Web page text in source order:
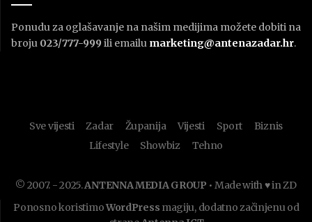
Ponudu za oglašavanje na našim medijima možete dobiti na
broju 023/777-999 ili emailu marketing@antenazadar.hr.
Sve vijesti Zadar Županija Vijesti Sport
Biznis
Lifestyle
Showbiz Tehno
© 2007. - 2025.ANTENNA MEDIA GROUP • Made with ♥ in ZD
Ponosno koristimoWordPress magiju, dodatno začinjenu od